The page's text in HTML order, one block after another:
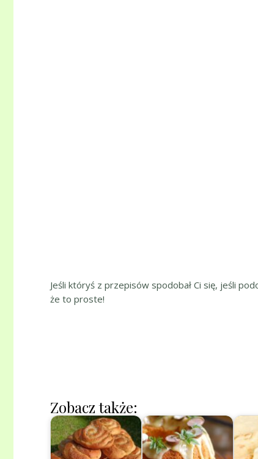
Jeśli któryś z przepisów spodobał Ci się, jeśli
że to proste!
Zobacz także: